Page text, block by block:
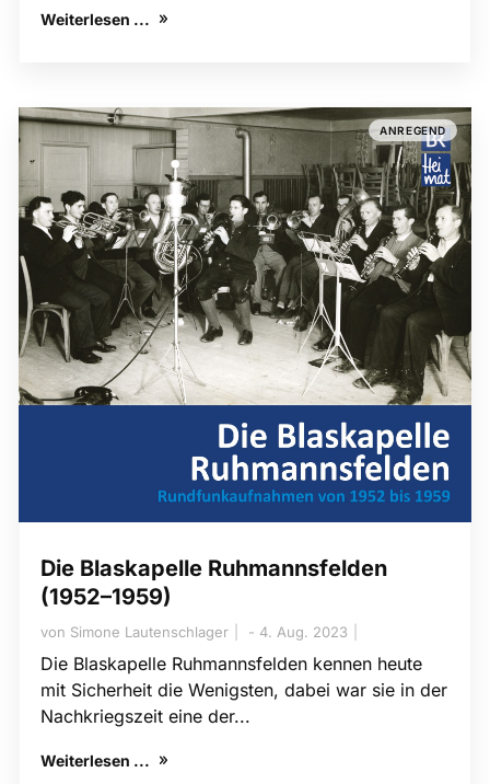
Weiterlesen ...
ANREGEND
Die Blaskapelle Ruhmannsfelden
(1952–1959)
von Simone Lautenschlager 4. Aug. 2023
Die Blaskapelle Ruhmannsfelden kennen heute
mit Sicherheit die Wenigsten, dabei war sie in der
Nachkriegszeit eine der...
Weiterlesen ...